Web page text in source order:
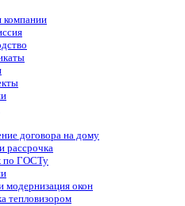
компании
договора на дому
рассрочка
по ГОСТу
модернизация окон
тепловизором